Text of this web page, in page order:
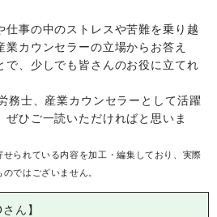
仕事の中のストレスや苦難を乗り越
業カウンセラーの立場からお答え
で、少しでも皆さんのお役に立てれ
務士、産業カウンセラーとして活躍
ひご一読いただければと思いま
られている内容を加工・編集しており、実際
ではございません。
さん】